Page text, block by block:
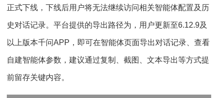
正式下线，下线后用户将无法继续访问相关智能体配置及历
史对话记录。平台提供的导出路径为，用户更新至6.12.9及
以上版本千问APP，即可在智能体页面导出对话记录、查看
自建智能体参数，建议通过复制、截图、文本导出等方式提
前留存关键内容。